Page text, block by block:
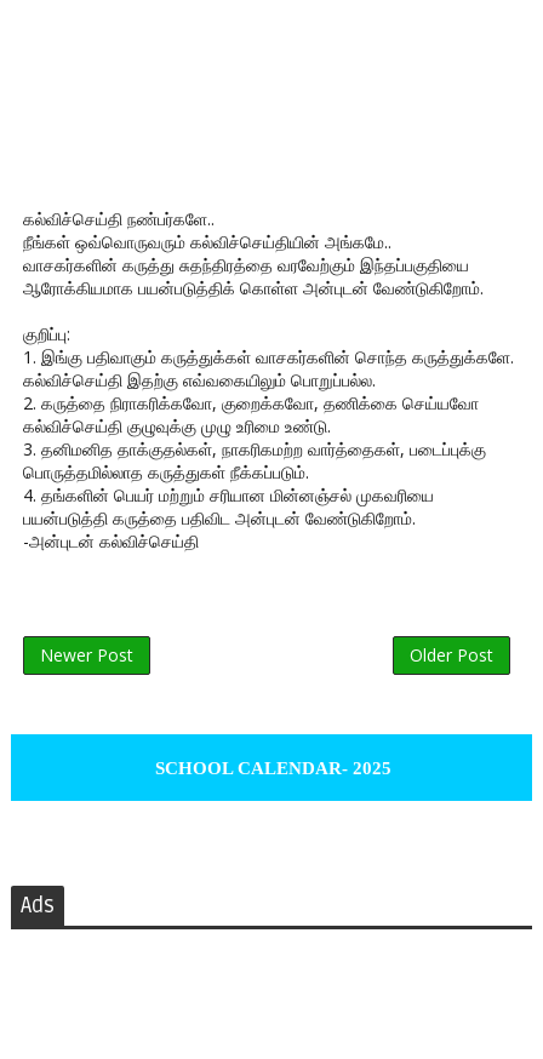
கல்விச்செய்தி நண்பர்களே..
நீங்கள் ஒவ்வொருவரும் கல்விச்செய்தியின் அங்கமே..
வாசகர்களின் கருத்து சுதந்திரத்தை வரவேற்கும் இந்தப்பகுதியை
ஆரோக்கியமாக பயன்படுத்திக் கொள்ள அன்புடன் வேண்டுகிறோம்.
குறிப்பு:
1. இங்கு பதிவாகும் கருத்துக்கள் வாசகர்களின் சொந்த கருத்துக்களே.
கல்விச்செய்தி இதற்கு எவ்வகையிலும் பொறுப்பல்ல.
2. கருத்தை நிராகரிக்கவோ, குறைக்கவோ, தணிக்கை செய்யவோ
கல்விச்செய்தி குழுவுக்கு முழு உரிமை உண்டு.
3. தனிமனித தாக்குதல்கள், நாகரிகமற்ற வார்த்தைகள், படைப்புக்கு
பொருத்தமில்லாத கருத்துகள் நீக்கப்படும்.
4. தங்களின் பெயர் மற்றும் சரியான மின்னஞ்சல் முகவரியை
பயன்படுத்தி கருத்தை பதிவிட அன்புடன் வேண்டுகிறோம்.
-அன்புடன் கல்விச்செய்தி
Newer Post Older Post
SCHOOL CALENDAR- 2025
Ads